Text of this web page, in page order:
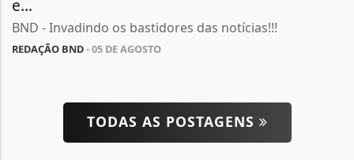
e...
BND - Invadindo os bastidores das notícias!!!
REDAÇÃO BND- 05 DE AGOSTO
TODAS AS POSTAGENS